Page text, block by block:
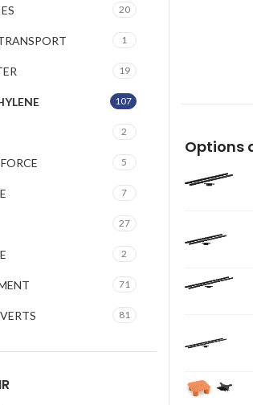
Options
20
1
19
107
2
5
7
27
2
71
81